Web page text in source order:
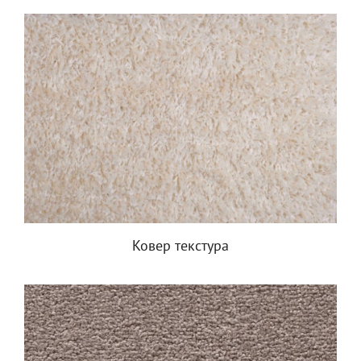
Ковер текстура